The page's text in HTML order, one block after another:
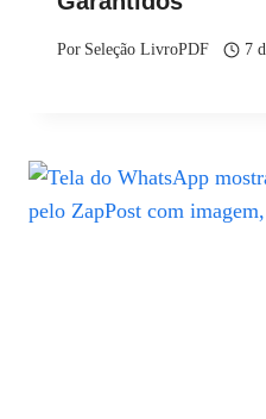
Por Seleção LivroPDF 7